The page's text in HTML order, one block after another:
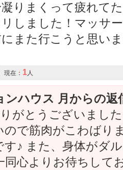
りまくって疲れて
しました！マッサ
にまた行こうと思い
現在： 1人
ンハウス 月からの返
がとうございまし
ので筋肉がこわばり
す♪ また、身体がダ
同心よりお待ちして